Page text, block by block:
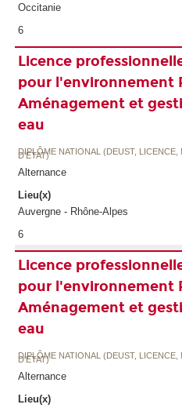
Occitanie
6
Licence
pour l'environnement
Aménagement et
eau
DIPLÔME NATIONAL (DEUST,
D'ETAT)
Alternance
Lieu(x)
Auvergne - Rhône-Alpes
6
Licence
pour l'environnement
Aménagement et
eau
DIPLÔME NATIONAL (DEUST,
D'ETAT)
Alternance
Lieu(x)